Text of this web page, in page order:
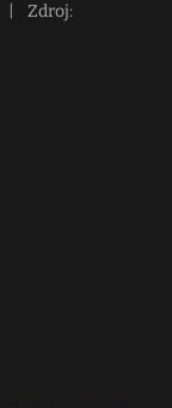
Zdroj: